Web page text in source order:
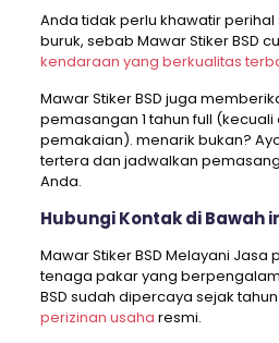
Anda tidak perlu khawatir
buruk, sebab Mawar Stiker BSD
kendaraan yang berkualitas
Mawar Stiker BSD juga
pemasangan 1 tahun full
pemakaian). menarik bukan?
tertera dan jadwalkan
Anda.
Hubungi Kontak di Bawah
Mawar Stiker BSD Melayani
tenaga pakar yang
BSD sudah dipercaya sejak
perizinan usaha resmi.